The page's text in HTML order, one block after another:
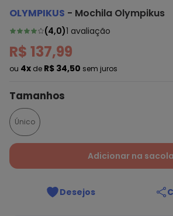
OLYMPIKUS - Mochila Olympikus
(4,0)1 avaliação
R$ 137,99
ou 4x de R$ 34,50 sem juros
Tamanhos
Único
Adicionar na sacola
Desejos